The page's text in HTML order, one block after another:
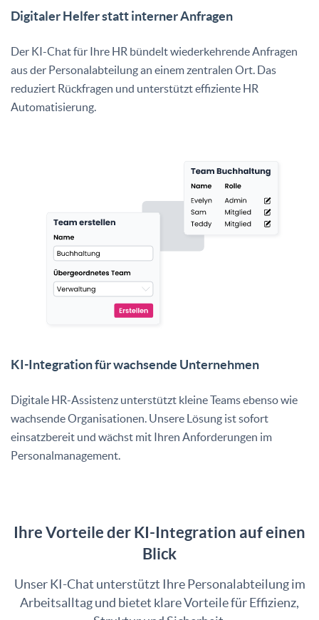
Digitaler Helfer statt interner Anfragen
Der KI-Chat für Ihre HR bündelt wiederkehrende Anfragen
aus der Personalabteilung an einem zentralen Ort. Das
reduziert Rückfragen und unterstützt effiziente HR
Automatisierung.
KI-Integration für wachsende Unternehmen
Digitale HR-Assistenz unterstützt kleine Teams ebenso wie
wachsende Organisationen. Unsere Lösung ist sofort
einsatzbereit und wächst mit Ihren Anforderungen im
Personalmanagement.
Ihre Vorteile der KI-Integration auf einen
Blick
Unser KI-Chat unterstützt Ihre Personalabteilung im
Arbeitsalltag und bietet klare Vorteile für Effizienz,